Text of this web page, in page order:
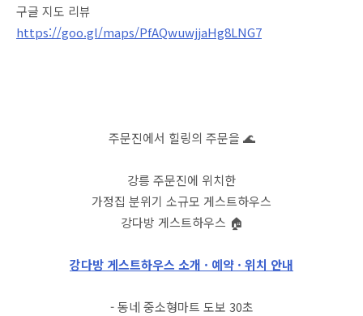
구글 지도 리뷰
https://goo.gl/maps/PfAQwuwjjaHg8LNG7
주문진에서 힐링의 주문을 🌊
강릉 주문진에 위치한
가정집 분위기 소규모 게스트하우스
강다방 게스트하우스 🏠
강다방 게스트하우스 소개 · 예약 · 위치 안내
- 동네 중소형마트 도보 30초